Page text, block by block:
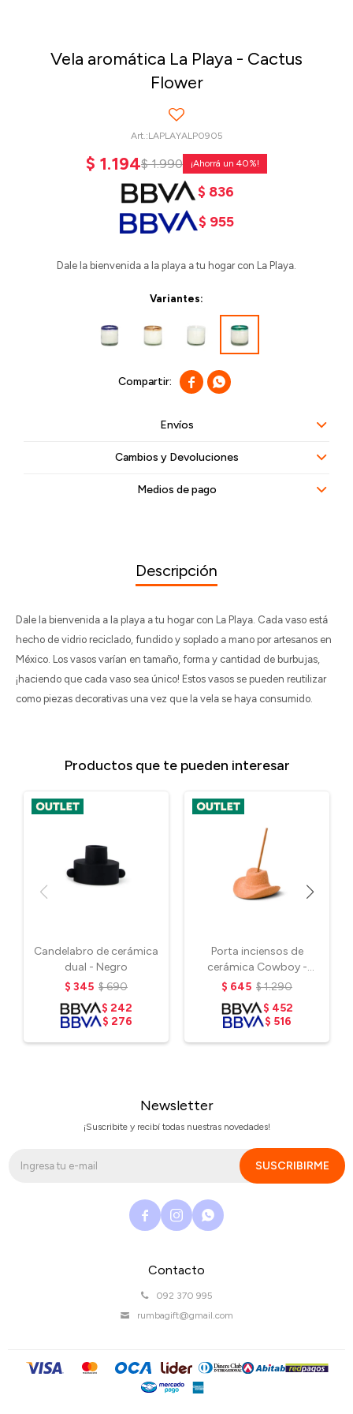
Vela aromática La Playa - Cactus
Flower
LAPLAYALP0905
$ 1.194$ 1.990 40
$ 836
$ 955
Dale la bienvenida a la playa a tu hogar con La Playa.
Variantes:
 
Envíos
Cambios y Devoluciones
Medios de pago
Descripción
Dale la bienvenida a la playa a tu hogar con La Playa. Cada vaso está
hecho de vidrio reciclado, fundido y soplado a mano por artesanos en
México. Los vasos varían en tamaño, forma y cantidad de burbujas,
¡haciendo que cada vaso sea único! Estos vasos se pueden reutilizar
como piezas decorativas una vez que la vela se haya consumido.
Productos que te pueden interesar
Candelabro de cerámica
dual - Negro
$ 345 $690
$ 242
$ 276
Porta inciensos de
cerámica Cowboy -
Terracota
$ 645 $1.290
$ 452
$ 516
Contacto
092 370 995
rumbagift@gmail.com
Newsletter
¡Suscribite y recibí todas nuestras novedades!
SUSCRIBIRME
  